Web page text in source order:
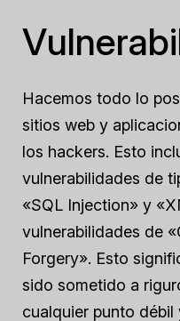
Hacemos todo lo
sitios web y
los hackers. Esto
vulnerabilidades de
«SQL Injection» y
vulnerabilidades de
Forgery». Esto
sido sometido a
cualquier punto débil